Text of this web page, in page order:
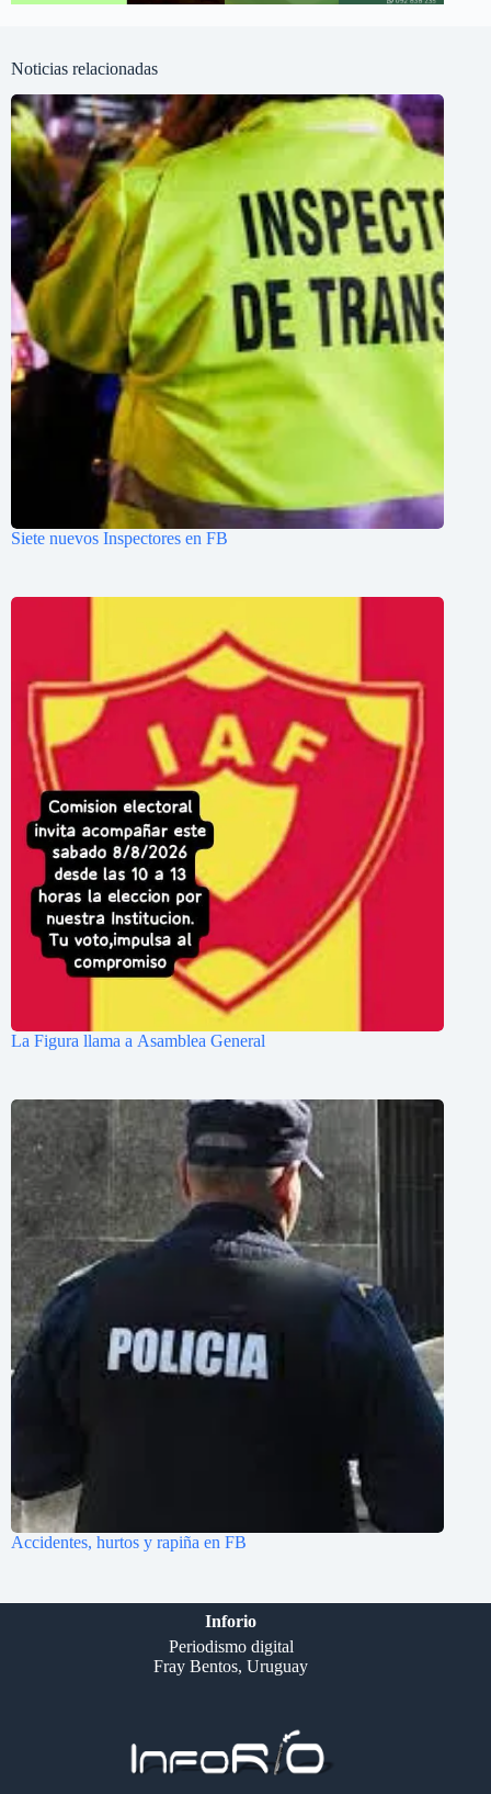
Noticias relacionadas
Siete nuevos Inspectores en FB
La Figura llama a Asamblea General
Accidentes, hurtos y rapiña en FB
Inforio
Periodismo digital
Fray Bentos, Uruguay